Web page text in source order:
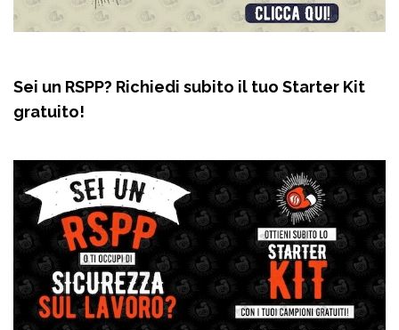
Sei un RSPP? Richiedi subito il tuo Starter Kit
gratuito!